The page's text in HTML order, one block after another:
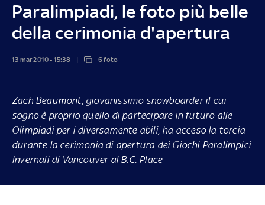
Paralimpiadi, le foto più belle
della cerimonia d'apertura
13 mar 2010 - 15:38 6 foto
Zach Beaumont, giovanissimo snowboarder il cui
sogno è proprio quello di partecipare in futuro alle
Olimpiadi per i diversamente abili, ha acceso la torcia
durante la cerimonia di apertura dei Giochi Paralimpici
Invernali di Vancouver al B.C. Place